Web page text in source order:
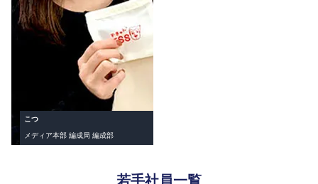
こつ
メディア本部 編成局 編成部
若手社員一覧